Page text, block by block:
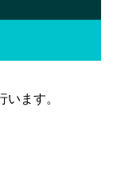
ます。